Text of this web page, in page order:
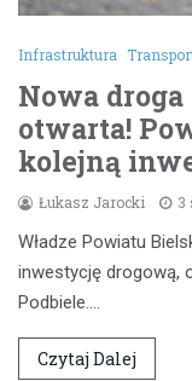
Infrastruktura
Nowa droga
otwarta!
kolejną
Łukasz Jarocki 3
Władze Powiatu
inwestycję drogową,
Podbiele.…
Czytaj Dalej